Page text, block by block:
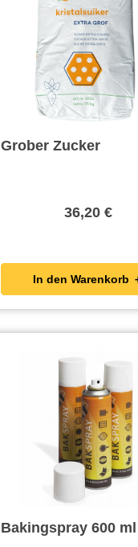
Grober Zucker
36,20 €
In
Bakingspray 600 ml